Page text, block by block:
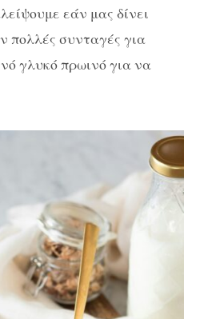
εάν μας δίνει
πολλές συνταγές για
γλυκό πρωινό για να